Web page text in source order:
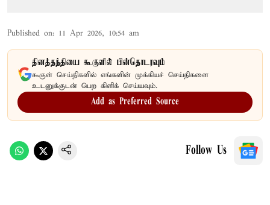
Published on: 11 Apr 2026, 10:54 am
தினத்தந்தியை கூகுளில் பின்தொடரவும்
கூகுள் செய்திகளில் எங்களின் முக்கியச் செய்திகளை
உடனுக்குடன் பெற கிளிக் செய்யவும்.
Add as Preferred Source
Follow Us